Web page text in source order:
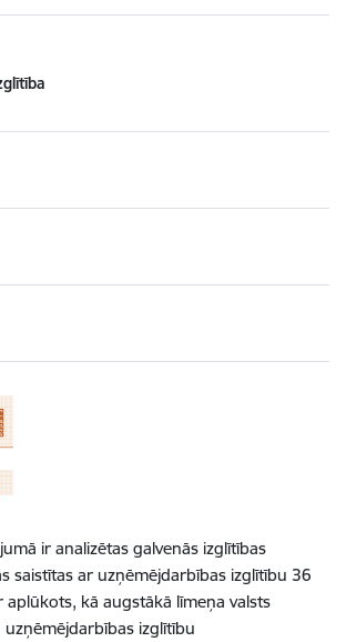
ir analizētas galvenās izglītības
saistītas ar uzņēmējdarbības izglītību 36
aplūkots, kā augstākā līmeņa valsts
izglītību